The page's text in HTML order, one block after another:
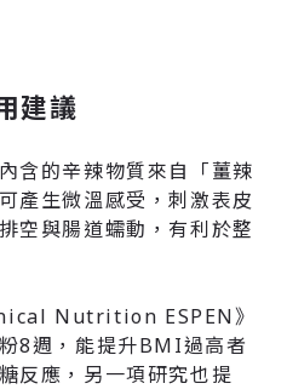
建議
含的辛辣物質來自「薑辣
產生微溫感受，刺激表皮
空與腸道蠕動，有利於整
Nutrition ESPEN》
8週，能提升BMI過高者
反應 ，另一項研究也提